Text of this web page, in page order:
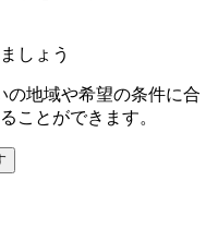
しょう
の地域や希望の条件に合
ことができます。